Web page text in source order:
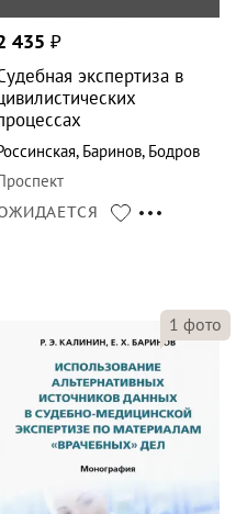
435 ₽
экспертиза в
, Баринов, Бодров
1 фото